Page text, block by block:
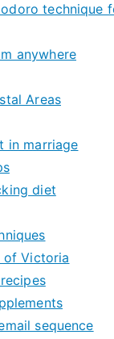
technique
anywhere
Areas
in marriage
diet
of Victoria
sequence